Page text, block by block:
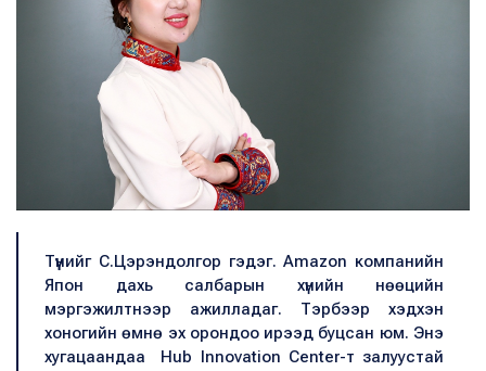
Түүнийг С.Цэрэндолгор гэдэг. Amazon компанийн
Япон дахь салбарын хүнийн нөөцийн
мэргэжилтнээр ажилладаг. Тэрбээр хэдхэн
хоногийн өмнө эх орондоо ирээд буцсан юм. Энэ
хугацаандаа Hub Innovation Center-т залуустай